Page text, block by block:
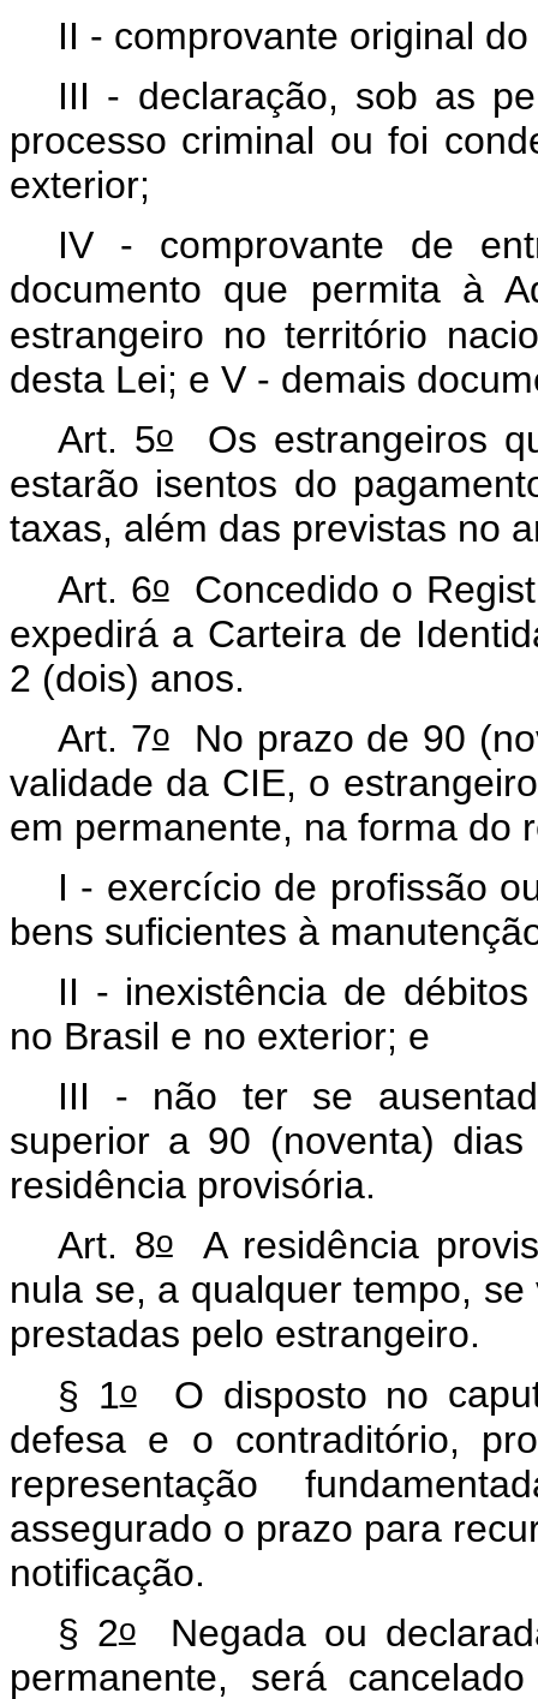
II - comprovante original
III - declaração, sob as
processo criminal ou foi
exterior;
IV - comprovante de
documento que permita à
estrangeiro no território
desta Lei; e V - demais
Art. 5oOs estrangeiros
estarão isentos do
taxas, além das previstas no
Art. 6oConcedido o
expedirá a Carteira de
2 (dois) anos.
Art. 7oNo prazo de 90
validade da CIE, o
em permanente, na forma do
I - exercício de profissão
bens suficientes à
II - inexistência de
no Brasil e no exterior; e
III - não ter se
superior a 90 (noventa)
residência provisória.
Art. 8oA residência
nula se, a qualquer tempo,
prestadas pelo estrangeiro.
§ 1oO disposto no
defesa e o contraditório,
representação
assegurado o prazo para
notificação.
§ 2oNegada ou
permanente, será